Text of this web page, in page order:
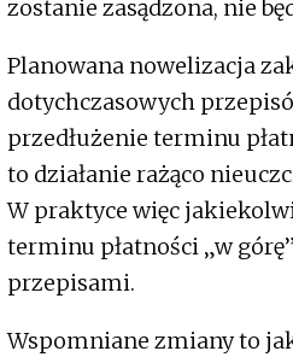
zostanie zasądzona, nie
Planowana nowelizacja
dotychczasowych
przedłużenie terminu
to działanie rażąco
W praktyce więc
terminu płatności „w
przepisami.
Wspomniane zmiany to